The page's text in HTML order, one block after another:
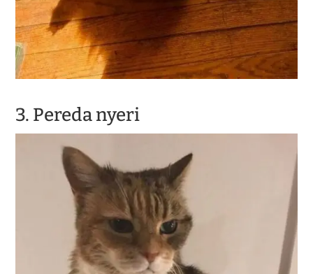
3. Pereda nyeri